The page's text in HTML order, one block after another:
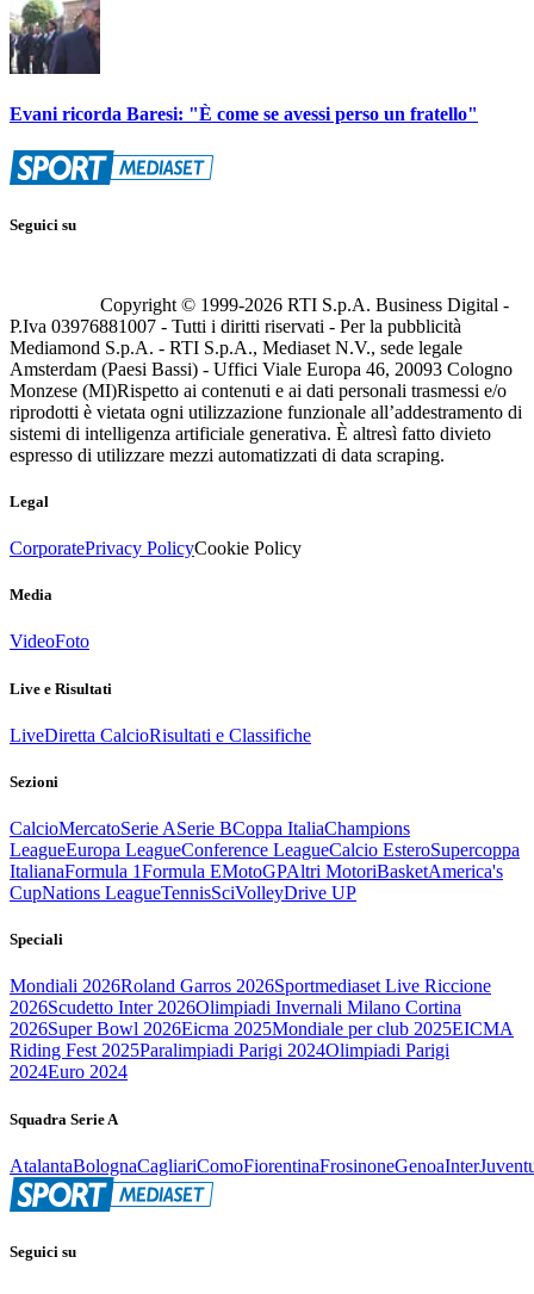
Evani ricorda Baresi: "È come se avessi perso un fratello"
Seguici su
Copyright © 1999-2026 RTI S.p.A. Business Digital -
P.Iva 03976881007 - Tutti i diritti riservati - Per la pubblicità
Mediamond S.p.A. - RTI S.p.A., Mediaset N.V., sede legale
Amsterdam (Paesi Bassi) - Uffici Viale Europa 46, 20093 Cologno
Monzese (MI)Rispetto ai contenuti e ai dati personali trasmessi e/o
riprodotti è vietata ogni utilizzazione funzionale all’addestramento di
sistemi di intelligenza artificiale generativa. È altresì fatto divieto
espresso di utilizzare mezzi automatizzati di data scraping.
Legal
CorporatePrivacy PolicyCookie Policy
Media
VideoFoto
Live e Risultati
LiveDiretta CalcioRisultati e Classifiche
Sezioni
CalcioMercatoSerie ASerie BCoppa ItaliaChampions
LeagueEuropa LeagueConference LeagueCalcio EsteroSupercoppa
ItalianaFormula 1Formula EMotoGPAltri MotoriBasketAmerica's
CupNations LeagueTennisSciVolleyDrive UP
Speciali
Mondiali 2026Roland Garros 2026Sportmediaset Live Riccione
2026Scudetto Inter 2026Olimpiadi Invernali Milano Cortina
2026Super Bowl 2026Eicma 2025Mondiale per club 2025EICMA
Riding Fest 2025Paralimpiadi Parigi 2024Olimpiadi Parigi
2024Euro 2024
Squadra Serie A
AtalantaBolognaCagliariComoFiorentinaFrosinoneGenoaInter
Seguici su